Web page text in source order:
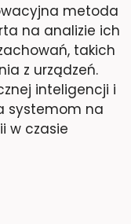
metoda
na analizie ich
takich
z urządzeń.
inteligencji i
systemom na
w czasie